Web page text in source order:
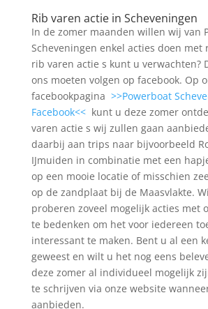
Rib varen actie in Scheveningen
In de zomer maanden willen wij van
Scheveningen enkel acties doen met
rib varen actie s kunt u verwachten?
ons moeten volgen op facebook. Op
facebookpagina >>Powerboat
Facebook<<kunt u deze zomer
varen actie s wij zullen gaan
daarbij aan trips naar bijvoorbeeld
IJmuiden in combinatie met een
op een mooie locatie of misschien
op de zandplaat bij de Maasvlakte.
proberen zoveel mogelijk acties met
te bedenken om het voor iedereen
interessant te maken. Bent u al een
geweest en wilt u het nog eens
deze zomer al individueel mogelijk
te schrijven via onze website
aanbieden.